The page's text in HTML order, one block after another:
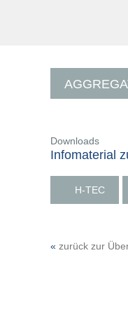
Downloads
Infomaterial
H-TEC
« zurück zur